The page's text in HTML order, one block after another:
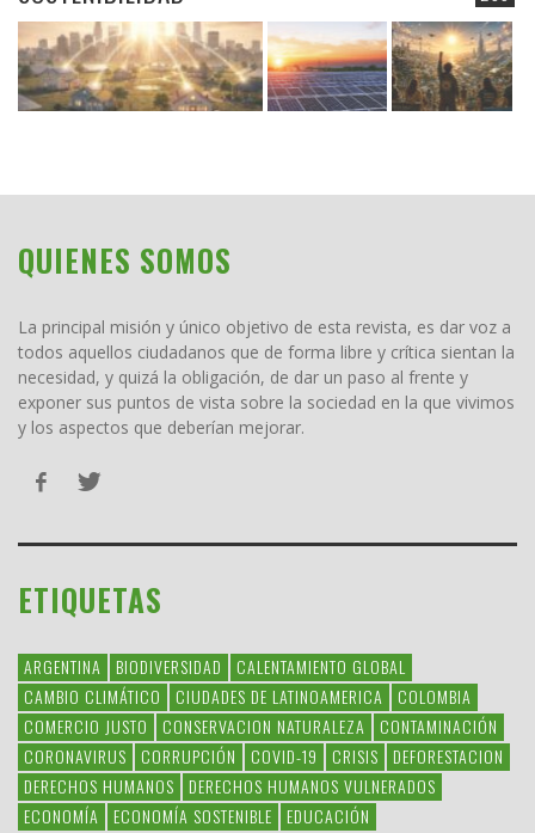
QUIENES SOMOS
La principal misión y único objetivo de esta revista, es dar voz a
todos aquellos ciudadanos que de forma libre y crítica sientan la
necesidad, y quizá la obligación, de dar un paso al frente y
exponer sus puntos de vista sobre la sociedad en la que vivimos
y los aspectos que deberían mejorar.
ETIQUETAS
ARGENTINA BIODIVERSIDAD
CALENTAMIENTO GLOBAL
CAMBIO CLIMÁTICO
CIUDADES DE LATINOAMERICA
COLOMBIA
COMERCIO JUSTO
CONSERVACION NATURALEZA
CONTAMINACIÓN
CORONAVIRUS
CORRUPCIÓN COVID-19 CRISIS
DEFORESTACION
DERECHOS HUMANOS
DERECHOS HUMANOS VULNERADOS
ECONOMÍA
ECONOMÍA SOSTENIBLE EDUCACIÓN